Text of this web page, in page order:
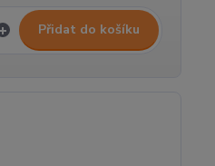
Přidat do košíku